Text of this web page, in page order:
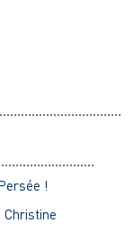
!
Christine